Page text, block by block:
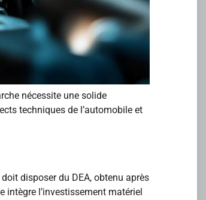
nécessite une solide
techniques de l’automobile et
disposer du DEA, obtenu après
l’investissement matériel